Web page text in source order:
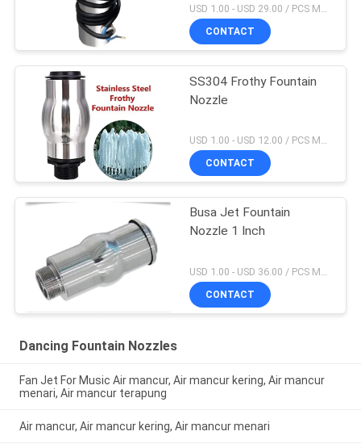
USD 1.00 - USD 29.00 / PCS MOQ:1 buah
CONTACT
SS304 Frothy Fountain
Nozzle
USD 1.00 - USD 12.00 / PCS MOQ:1 buah
CONTACT
Busa Jet Fountain
Nozzle 1 Inch
CONTACT
Dancing Fountain Nozzles
Fan Jet For Music Air mancur, Air mancur kering, Air mancur
menari, Air mancur terapung
Air mancur, Air mancur kering, Air mancur menari